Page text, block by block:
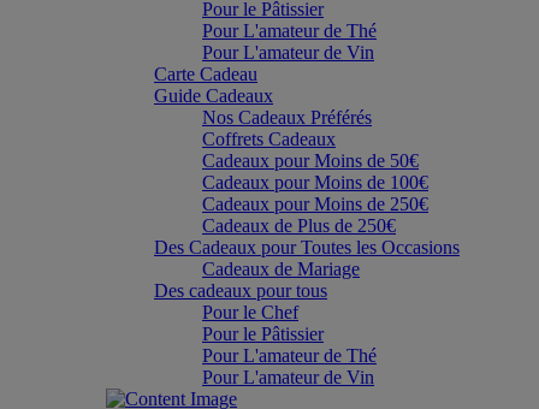
Pour le Pâtissier
Pour L'amateur de Thé
Pour L'amateur de Vin
Carte Cadeau
Guide Cadeaux
Nos Cadeaux Préférés
Coffrets Cadeaux
Cadeaux pour Moins de 50€
Cadeaux pour Moins de 100€
Cadeaux pour Moins de 250€
Cadeaux de Plus de 250€
Des Cadeaux pour Toutes les Occasions
Cadeaux de Mariage
Des cadeaux pour tous
Pour le Chef
Pour le Pâtissier
Pour L'amateur de Thé
Pour L'amateur de Vin